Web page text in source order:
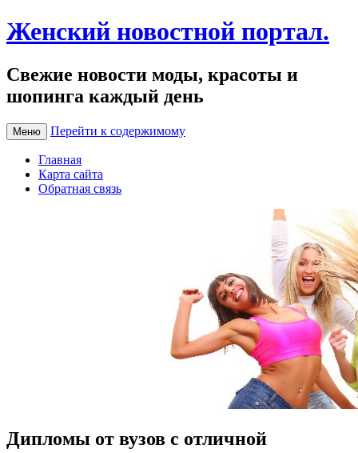
Женский новостной портал.
Свежие новости моды, красоты и
шопинга каждый день
Меню Перейти к содержимому
Главная
Карта сайта
Обратная связь
Дипломы от вузов с отличной